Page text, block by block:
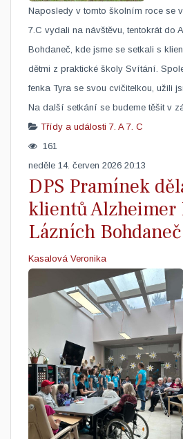
​Naposledy v tomto školním roce se
7.C vydali na návštěvu, tentokrát do
Bohdaneč, kde jsme se setkali s
dětmi z praktické školy Svítání.
fenka Tyra se svou cvičitelkou, užili
Na další setkání se budeme těšit v
Třídy a události 7. A 7. C
161
neděle 14. červen 2026 20:13
DPS Pramínek
klientů Alzheimer
Lázních Bohdaneč
Kasalová Veronika